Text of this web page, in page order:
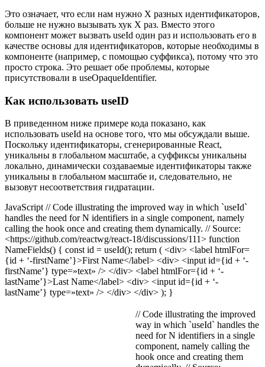
Это означает, что если нам нужно X разных идентификаторов,
больше не нужно вызывать хук X раз. Вместо этого
компонент может вызвать useId один раз и использовать его в
качестве основы для идентификаторов, которые необходимы в
компоненте (например, с помощью суффикса), потому что это
просто строка. Это решает обе проблемы, которые
присутствовали в useOpaqueIdentifier.
Как использовать useID
В приведенном ниже примере кода показано, как
использовать useId на основе того, что мы обсуждали выше.
Поскольку идентификаторы, сгенерированные React,
уникальны в глобальном масштабе, а суффиксы уникальны
локально, динамически создаваемые идентификаторы также
уникальны в глобальном масштабе и, следовательно, не
вызовут несоответствия гидратации.
JavaScript // Code illustrating the improved way in which `useId`
handles the need for N identifiers in a single component, namely
calling the hook once and creating them dynamically. // Source:
<https://github.com/reactwg/react-18/discussions/111> function
NameFields() { const id = useId(); return ( <div> <label htmlFor=
{id + ‘-firstName’}>First Name</label> <div> <input id={id + ‘-
firstName’} type=»text» /> </div> <label htmlFor={id + ‘-
lastName’}>Last Name</label> <div> <input id={id + ‘-
lastName’} type=»text» /> </div> </div> ); }
// Code illustrating the improved
way in which `useId` handles the
need for N identifiers in a single
component, namely calling the
hook once and creating them